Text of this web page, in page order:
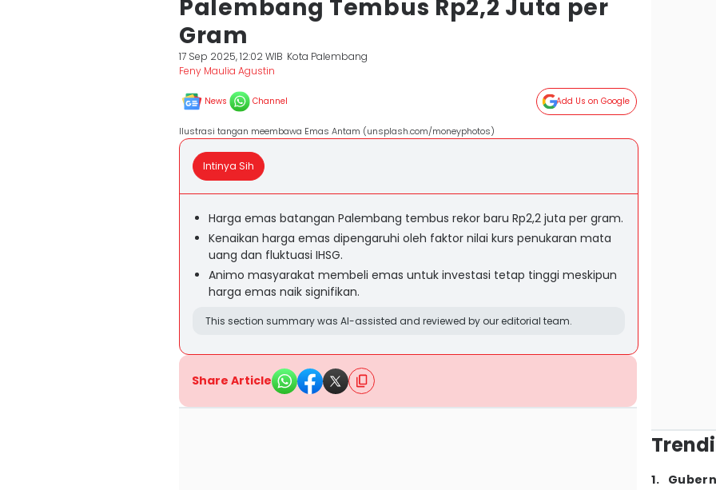
Palembang Tembus Rp2,2 Juta per
Gram
17 Sep 2025, 12:02 WIB Kota Palembang
Feny Maulia Agustin
News Channel Add Us on Google
Ilustrasi tangan meembawa Emas Antam (unsplash.com/moneyphotos)
Intinya Sih
Harga emas batangan Palembang tembus rekor baru Rp2,2 juta per gram.
Kenaikan harga emas dipengaruhi oleh faktor nilai kurs penukaran mata
uang dan fluktuasi IHSG.
Animo masyarakat membeli emas untuk investasi tetap tinggi meskipun
harga emas naik signifikan.
This section summary was AI-assisted and reviewed by our editorial team.
Share Article
1.